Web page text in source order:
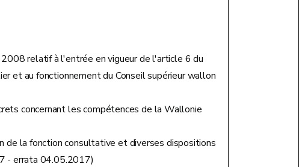
relatif à l'entrée en vigueur de l'article 6 du
et au fonctionnement du Conseil supérieur wallon
concernant les compétences de la Wallonie
la fonction consultative et diverses dispositions
- errata 04.05.2017)